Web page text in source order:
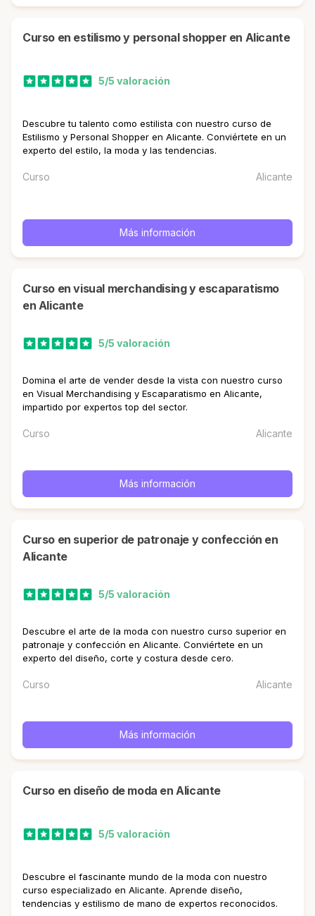
curso en estilismo y personal shopper en Alicante
5/5 valoración
Descubre tu talento como estilista con nuestro curso de
Estilismo y Personal Shopper en Alicante. Conviértete en un
experto del estilo, la moda y las tendencias.
Curso Alicante
Más información
curso en visual merchandising y escaparatismo
en Alicante
5/5 valoración
Domina el arte de vender desde la vista con nuestro curso
en Visual Merchandising y Escaparatismo en Alicante,
impartido por expertos top del sector.
Curso Alicante
Más información
curso en superior de patronaje y confección en
Alicante
5/5 valoración
Descubre el arte de la moda con nuestro curso superior en
patronaje y confección en Alicante. Conviértete en un
experto del diseño, corte y costura desde cero.
Curso Alicante
Más información
curso en diseño de moda en Alicante
5/5 valoración
Descubre el fascinante mundo de la moda con nuestro
curso especializado en Alicante. Aprende diseño,
tendencias y estilismo de mano de expertos reconocidos.